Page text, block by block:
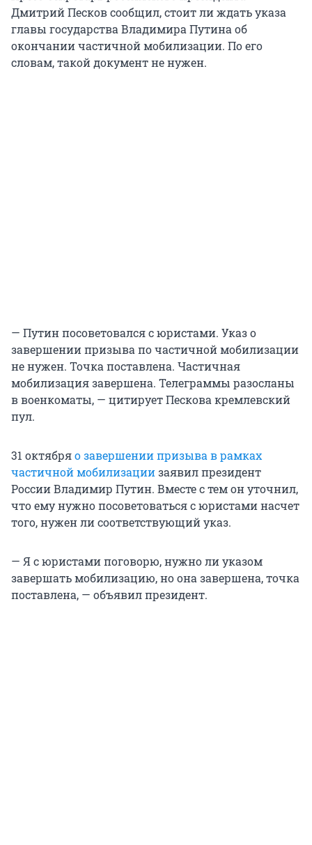
Дмитрий Песков сообщил, стоит ли ждать указа
главы государства Владимира Путина об
окончании частичной мобилизации. По его
словам, такой документ не нужен.
— Путин посоветовался с юристами. Указ о
завершении призыва по частичной мобилизации
не нужен. Точка поставлена. Частичная
мобилизация завершена. Телеграммы разосланы
в военкоматы, — цитирует Пескова кремлевский
пул.
31 октябряо завершении призыва в рамках
частичной мобилизациизаявил президент
России Владимир Путин. Вместе с тем он уточнил,
что ему нужно посоветоваться с юристами насчет
того, нужен ли соответствующий указ.
— Я с юристами поговорю, нужно ли указом
завершать мобилизацию, но она завершена, точка
поставлена, — объявил президент.